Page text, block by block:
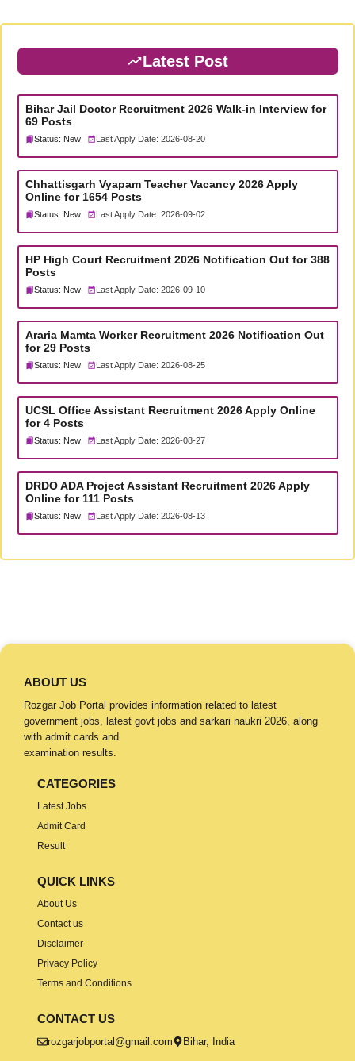
Latest Post
Bihar Jail Doctor Recruitment 2026 Walk-in Interview for
69 Posts
Status: New Last Apply Date: 2026-08-20
Chhattisgarh Vyapam Teacher Vacancy 2026 Apply
Online for 1654 Posts
Status: New Last Apply Date: 2026-09-02
HP High Court Recruitment 2026 Notification Out for 388
Posts
Status: New Last Apply Date: 2026-09-10
Araria Mamta Worker Recruitment 2026 Notification Out
for 29 Posts
Status: New Last Apply Date: 2026-08-25
UCSL Office Assistant Recruitment 2026 Apply Online
for 4 Posts
Status: New Last Apply Date: 2026-08-27
DRDO ADA Project Assistant Recruitment 2026 Apply
Online for 111 Posts
Status: New Last Apply Date: 2026-08-13
ABOUT US
Rozgar Job Portal provides information related to latest
government jobs, latest govt jobs and sarkari naukri 2026, along
with admit cards and
examination results.
CATEGORIES
Latest Jobs
Admit Card
Result
QUICK LINKS
About Us
Contact us
Disclaimer
Privacy Policy
Terms and Conditions
CONTACT US
rozgarjobportal@gmail.com Bihar, India